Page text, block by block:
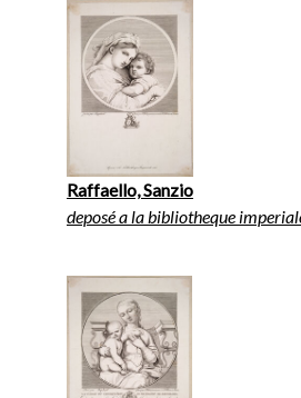
Raffaello, Sanzio
deposé a la bibliotheque